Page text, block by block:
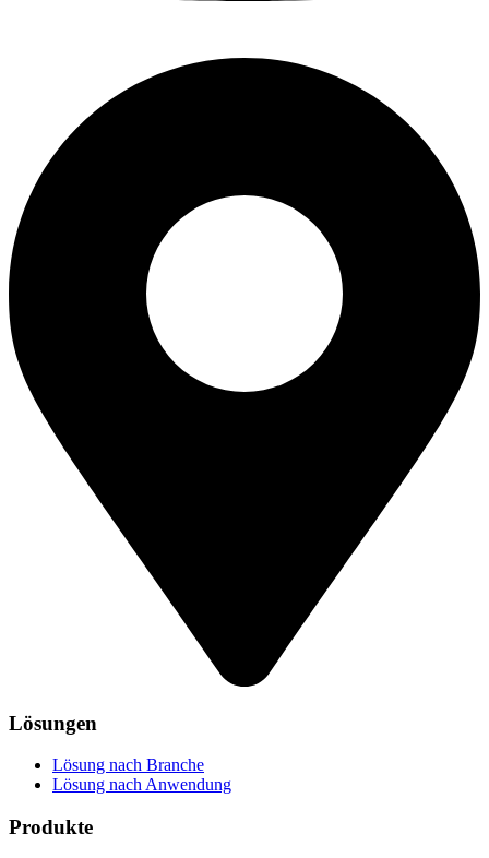
Lösungen
Lösung nach Branche
Lösung nach Anwendung
Produkte